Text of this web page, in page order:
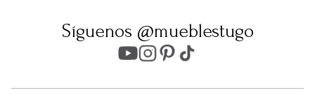
Síguenos @mueblestugo